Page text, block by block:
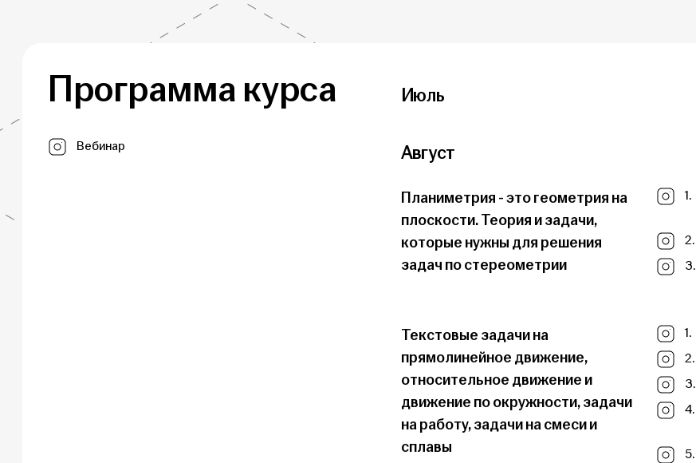
Программа курса
Вебинар
Июль
Август
Планиметрия - это геометрия на
плоскости. Теория и задачи,
которые нужны для решения
задач по стереометрии
1.
2.
3.
Текстовые задачи на
прямолинейное движение,
относительное движение и
движение по окружности, задачи
на работу, задачи на смеси и
сплавы
1.
2.
3.
4.
5.